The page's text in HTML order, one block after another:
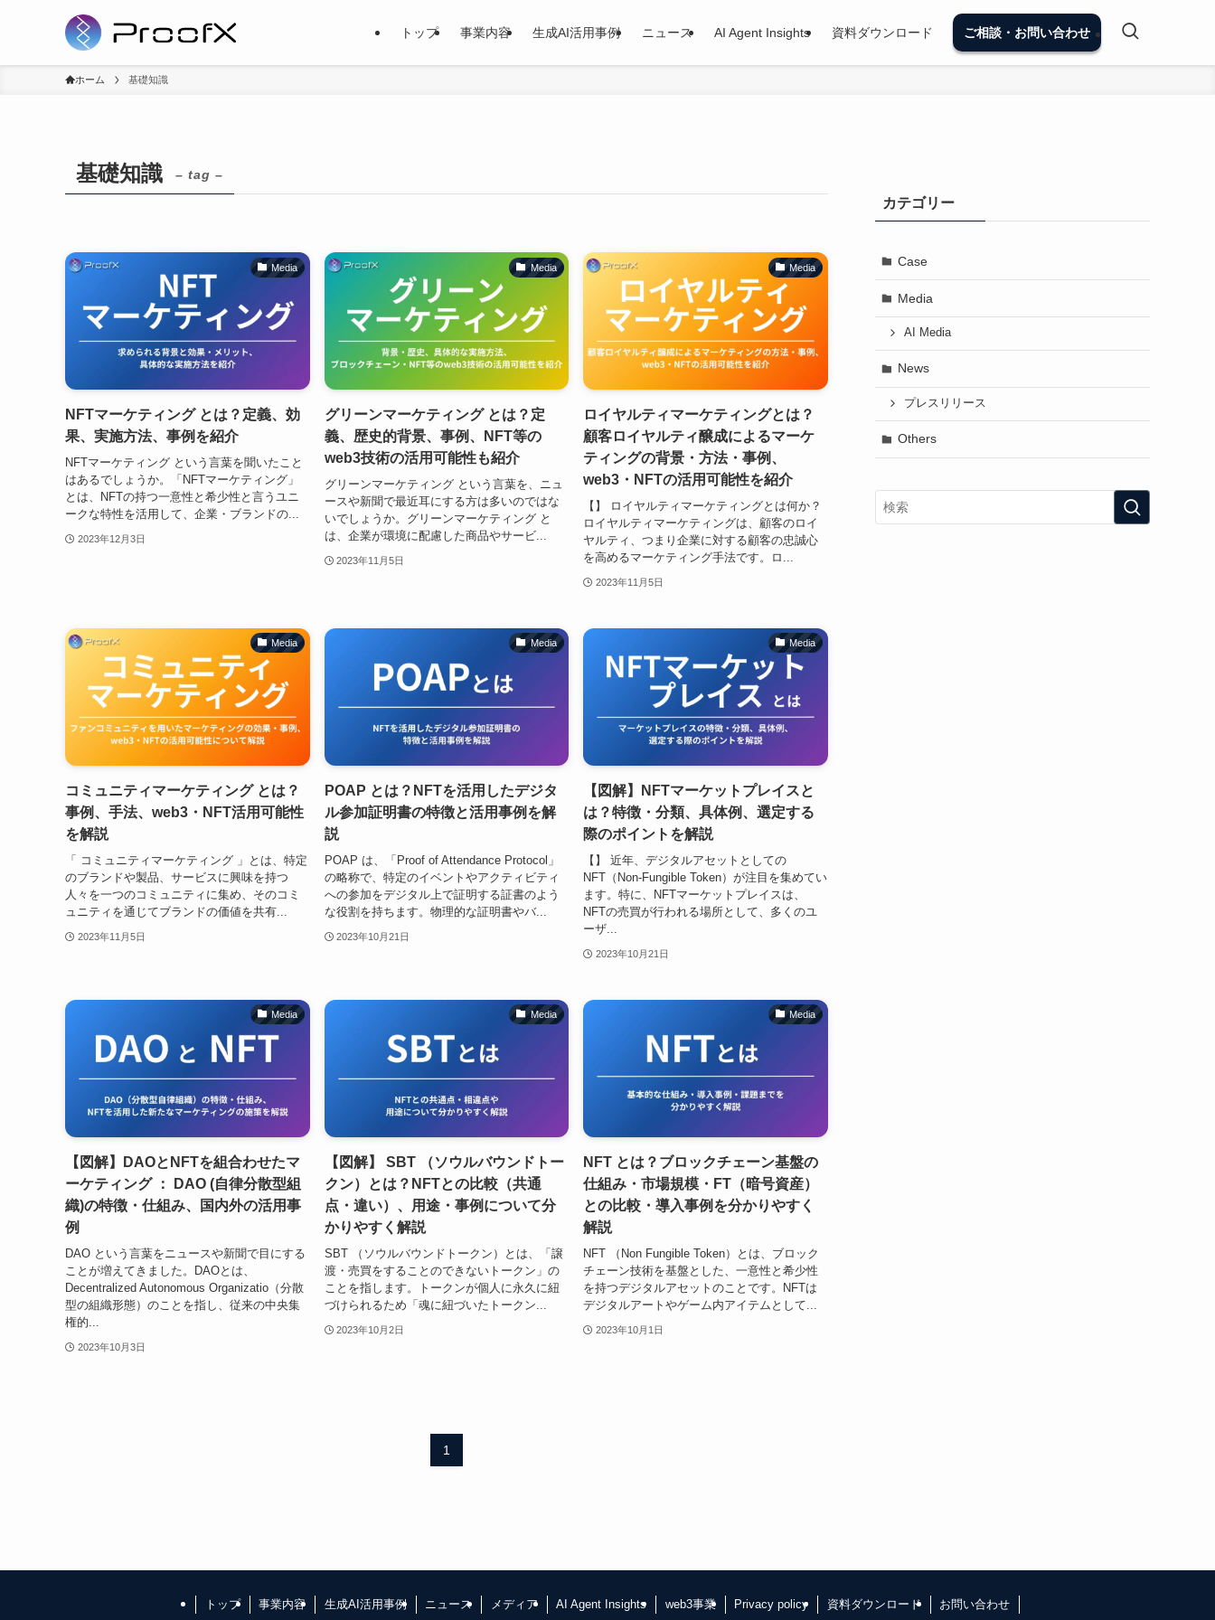
トップ 事業内容 生成AI活用事例 ニュース AI Agent Insights 資料ダウンロード ご相談・お問い合わせ
ホーム 基礎知識
基礎知識 – tag –
Media
NFTマーケティング とは？定義、効
果、実施方法、事例を紹介
NFTマーケティング という言葉を聞いたこと
はあるでしょうか。「NFTマーケティング」
とは、NFTの持つ一意性と希少性と言うユニ
ークな特性を活用して、企業・ブランドの...
2023年12月3日
Media
グリーンマーケティング とは？定
義、歴史的背景、事例、NFT等の
web3技術の活用可能性も紹介
グリーンマーケティング という言葉を、ニュ
ースや新聞で最近耳にする方は多いのではな
いでしょうか。グリーンマーケティング と
は、企業が環境に配慮した商品やサービ...
2023年11月5日
Media
ロイヤルティマーケティングとは？
顧客ロイヤルティ醸成によるマーケ
ティングの背景・方法・事例、
web3・NFTの活用可能性を紹介
【】 ロイヤルティマーケティングとは何か？
ロイヤルティマーケティングは、顧客のロイ
ヤルティ、つまり企業に対する顧客の忠誠心
を高めるマーケティング手法です。ロ...
2023年11月5日
Media
コミュニティマーケティング とは？
事例、手法、web3・NFT活用可能性
を解説
「 コミュニティマーケティング 」とは、特定
のブランドや製品、サービスに興味を持つ
人々を一つのコミュニティに集め、そのコミ
ュニティを通じてブランドの価値を共有...
2023年11月5日
Media
POAP とは？NFTを活用したデジタ
ル参加証明書の特徴と活用事例を解
説
POAP は、「Proof of Attendance Protocol」
の略称で、特定のイベントやアクティビティ
への参加をデジタル上で証明する証書のよう
な役割を持ちます。物理的な証明書やバ...
2023年10月21日
Media
【図解】NFTマーケットプレイスと
は？特徴・分類、具体例、選定する
際のポイントを解説
【】 近年、デジタルアセットとしての
NFT（Non-Fungible Token）が注目を集めてい
ます。特に、NFTマーケットプレイスは、
NFTの売買が行われる場所として、多くのユ
ーザ...
2023年10月21日
Media
【図解】DAOとNFTを組合わせたマ
ーケティング ： DAO (自律分散型組
織)の特徴・仕組み、国内外の活用事
例
DAO という言葉をニュースや新聞で目にする
ことが増えてきました。DAOとは、
Decentralized Autonomous Organizatio（分散
型の組織形態）のことを指し、従来の中央集
権的...
2023年10月3日
Media
【図解】 SBT （ソウルバウンドトー
クン）とは？NFTとの比較（共通
点・違い）、用途・事例について分
かりやすく解説
SBT （ソウルバウンドトークン）とは、「譲
渡・売買をすることのできないトークン」の
ことを指します。トークンが個人に永久に紐
づけられるため「魂に紐づいたトークン...
2023年10月2日
Media
NFT とは？ブロックチェーン基盤の
仕組み・市場規模・FT（暗号資産）
との比較・導入事例を分かりやすく
解説
NFT （Non Fungible Token）とは、ブロック
チェーン技術を基盤とした、一意性と希少性
を持つデジタルアセットのことです。NFTは
デジタルアートやゲーム内アイテムとして...
2023年10月1日
1
カテゴリー
Case
Media
AI Media
News
プレスリリース
Others
トップ 事業内容 生成AI活用事例 ニュース メディア AI Agent Insights web3事業 Privacy policy 資料ダウンロード お問い合わせ